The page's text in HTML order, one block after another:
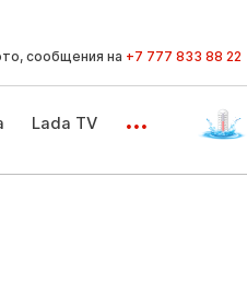
сообщения на +7 777 833 88 22
Lada TV ...